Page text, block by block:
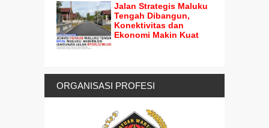
Jalan Strategis Maluku
Tengah Dibangun,
Konektivitas dan
Ekonomi Makin Kuat
ORGANISASI PROFESI